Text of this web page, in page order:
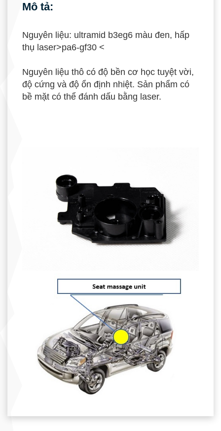
Mô tả:
Nguyên liệu: ultramid b3eg6 màu đen, hấp
thụ laser>pa6-gf30 <
Nguyên liệu thô có độ bền cơ học tuyệt vời,
độ cứng và độ ổn định nhiệt. Sản phẩm có
bề mặt có thể đánh dấu bằng laser.